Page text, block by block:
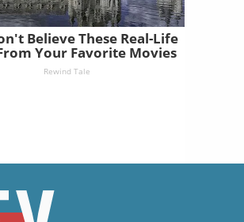
Believe These Real-Life
Your Favorite Movies
Rewind Tale